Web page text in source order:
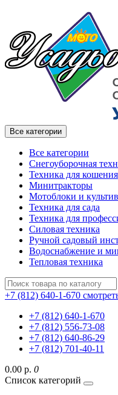
Все категории
Все категории
Снегоуборочная
Техника для кошения
Минитракторы
Мотоблоки и
Техника для сада
Техника для
Силовая техника
Ручной садовый
Водоснабжение и
Тепловая техника
+7 (812) 640-1-670
+7 (812) 640-1-670
+7 (812) 556-73-08
+7 (812) 640-86-29
+7 (812) 701-40-11
0.00 р. 0
Список категорий